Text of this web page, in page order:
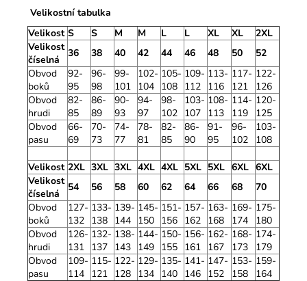
Velikostní tabulka
Velikost S S M M L L XL XL
2XL
Velikost
číselná
36 38 40 42 44 46 48 50
52
Obvod
boků
92-
95
96-
98
99-
101
102-
104
105-
108
109-
112
113-
116
117-
121
122-
126
Obvod
hrudi
82-
85
86-
89
90-
93
94-
97
98-
102
103-
107
108-
113
114-
119
120-
125
Obvod
pasu
66-
69
70-
73
74-
77
78-
81
82-
85
86-
90
91-
95
96-
102
103-
108
Velikost 2XL 3XL 3XL 4XL 4XL 5XL 5XL 6XL 6XL
Velikost
číselná
54 56 58 60 62 64 66 68
70
Obvod
boků
127-
132
133-
138
139-
144
145-
150
151-
156
157-
162
163-
168
169-
174
175-
180
Obvod
hrudi
126-
131
132-
137
138-
143
144-
149
150-
155
156-
161
162-
167
168-
173
174-
179
Obvod
pasu
109-
114
115-
121
122-
128
129-
134
135-
140
141-
146
147-
152
153-
158
159-
164